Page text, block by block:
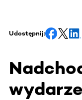
Udostępnij: